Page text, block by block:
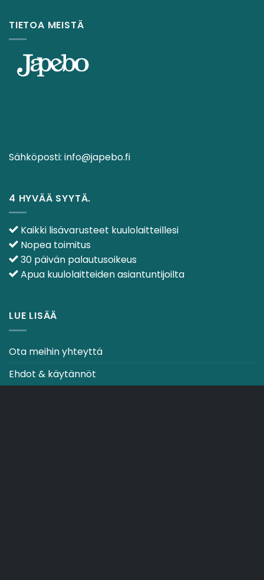
TIETOA MEISTÄ
Sähköposti: info@japebo.fi
4 HYVÄÄ SYYTÄ.
Kaikki lisävarusteet kuulolaitteillesi
Nopea toimitus
30 päivän palautusoikeus
Apua kuulolaitteiden asiantuntijoilta
LUE LISÄÄ
Ota meihin yhteyttä
Ehdot & käytännöt